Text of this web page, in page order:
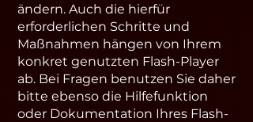
ändern. Auch die hierfür
erforderlichen Schritte und
Maßnahmen hängen von Ihrem
konkret genutzten Flash-Player
ab. Bei Fragen benutzen Sie daher
bitte ebenso die Hilfefunktion
oder Dokumentation Ihres Flash-